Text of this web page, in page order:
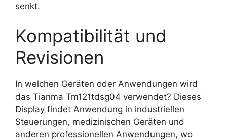
senkt.
Kompatibilität und
Revisionen
In welchen Geräten oder Anwendungen wird
das Tianma Tm121tdsg04 verwendet? Dieses
Display findet Anwendung in industriellen
Steuerungen, medizinischen Geräten und
anderen professionellen Anwendungen, wo